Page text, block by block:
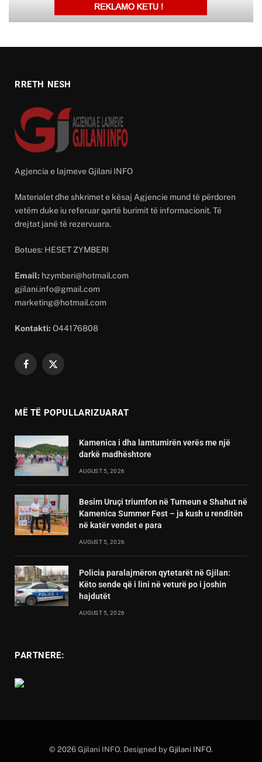
RRETH NESH
Agjencia e lajmeve Gjilani INFO
Materialet dhe shkrimet e kësaj Agjencie mund të përdoren
vetëm duke iu referuar qartë burimit të informacionit. Të
drejtat janë të rezervuara.
Botues: HESET ZYMBERI
Email: hzymberi@hotmail.com
gjilani.info@gmail.com
marketing@hotmail.com
Kontakti: O44176808
Facebook
X
MË TË POPULLARIZUARAT
Kamenica i dha lamtumirën verës me një
darkë madhështore
AUGUST 5, 2026
Besim Uruçi triumfon në Turneun e Shahut në
Kamenica Summer Fest – ja kush u renditën
në katër vendet e para
AUGUST 5, 2026
Policia paralajmëron qytetarët në Gjilan:
Këto sende që i lini në veturë po i joshin
hajdutët
AUGUST 5, 2026
PARTNERE:
© 2026 Gjilani INFO. Designed by Gjilani INFO.